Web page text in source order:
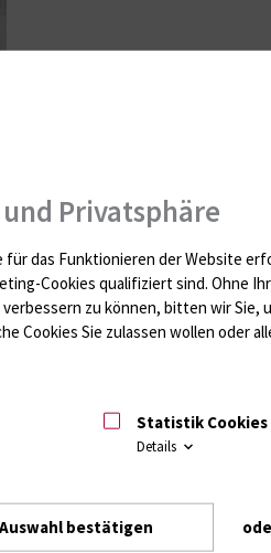
Kolleginnen freuen sich
Tetzlaff (r.) mit
Hannah (3.v.r.), die
Patienten der
überreichten Schüler
Onkologie der
für Krebspatienten.
geben. „Wir
Menschen
mit großem Einsatz
Güstrow.
Privatsphäre
das Funktionieren der Website
Cookies qualifiziert sind. Ohne
zu können, bitten wir Sie,
Cookies Sie zulassen wollen oder
Statistik Cookies
Details
bestätigen